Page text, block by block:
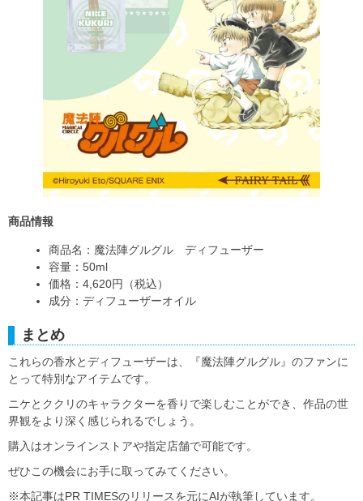
商品情報
商品名：魔法陣グルグル ディフューザー
容量：50ml
価格：4,620円（税込）
成分：ディフューザーオイル
まとめ
これらの香水とディフューザーは、『魔法陣グルグル』のファンに
とって特別なアイテムです。
ニケとククリのキャラクターを香りで楽しむことができ、作品の世
界観をより深く感じられるでしょう。
購入はオンラインストアや指定店舗で可能です。
ぜひこの機会にお手に取ってみてください。
※本記事はPR TIMESのリリースを元にAIが執筆しています。